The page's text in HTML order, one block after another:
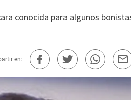
conocida para algunos
en: